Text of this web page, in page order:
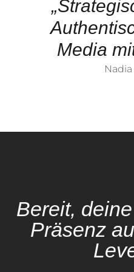
„
Media
Bereit,
Präsenz